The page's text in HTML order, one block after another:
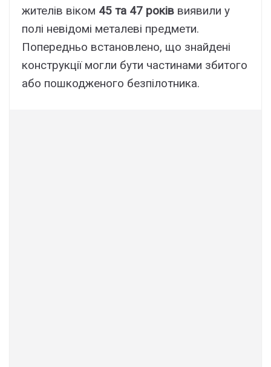
жителів віком 45 та 47 років виявили у
полі невідомі металеві предмети.
Попередньо встановлено, що знайдені
конструкції могли бути частинами збитого
або пошкодженого безпілотника.